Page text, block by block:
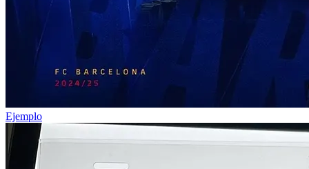
Ejemplo